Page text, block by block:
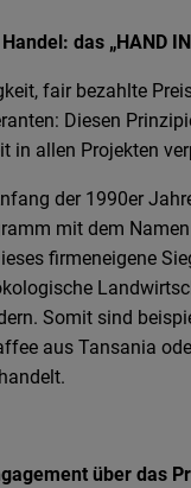
das „HAND
fair bezahlte
Diesen
in allen Projekten
der 1990er
mit dem
firmeneigene
Somit sind
aus Tansania
über das